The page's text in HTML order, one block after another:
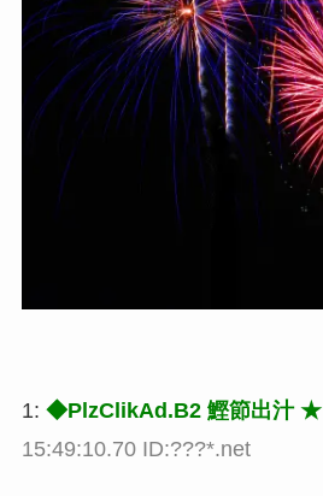
1: ◆PlzClikAd.B2 鰹節出汁 ★
15:49:10.70 ID:???*.net